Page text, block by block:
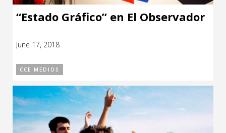
“Estado Gráfico” en El Observador
June 17, 2018
CCE MEDIOS